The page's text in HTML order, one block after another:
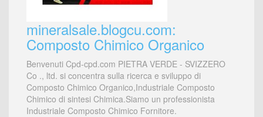
mineralsale.blogcu.com:
Composto Chimico Organico
Benvenuti Cpd-cpd.com PIETRA VERDE - SVIZZERO
Co ., ltd. si concentra sulla ricerca e sviluppo di
Composto Chimico Organico,Industriale Composto
Chimico di sintesi Chimica.Siamo un professionista
Industriale Composto Chimico Fornitore.